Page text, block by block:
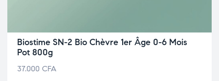
Biostime SN-2 Bio Chèvre 1er Âge 0-6 Mois
Pot 800g
37.000 CFA